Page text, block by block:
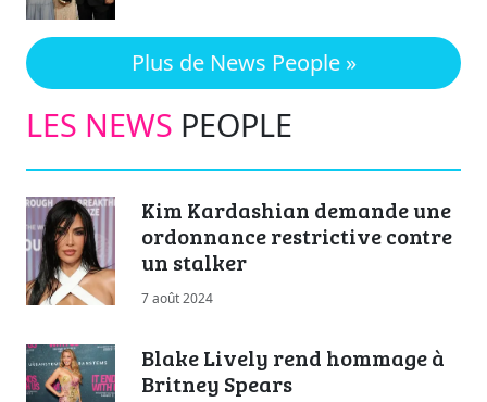
Plus de News People »
LES NEWS PEOPLE
Kim Kardashian demande une
ordonnance restrictive contre
un stalker
7 août 2024
Blake Lively rend hommage à
Britney Spears